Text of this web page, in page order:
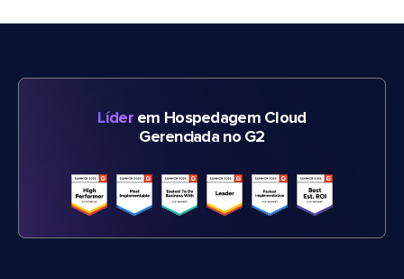
Líderem Hospedagem Cloud
Gerenciada no G2